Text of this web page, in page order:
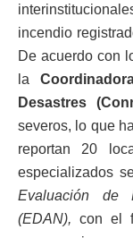
incendio
De acuerdo con
la
Desastres
severos, lo que
reportan 20
especializados
Evaluación de
(EDAN), con el